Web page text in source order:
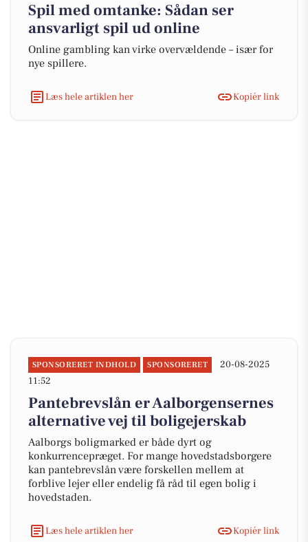
Spil med omtanke: Sådan ser
ansvarligt spil ud online
Online gambling kan virke overvældende – især for
nye spillere.
Læs hele artiklen her Kopiér link
SPONSORERET INDHOLD SPONSORERET
20-08-2025
11:52
Pantebrevslån er Aalborgensernes
alternative vej til boligejerskab
Aalborgs boligmarked er både dyrt og
konkurrencepræget. For mange hovedstadsborgere
kan pantebrevslån være forskellen mellem at
forblive lejer eller endelig få råd til egen bolig i
hovedstaden.
Læs hele artiklen her Kopiér link